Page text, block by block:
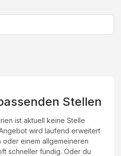
Stellen
ist aktuell keine Stelle
wird laufend erweitert
einem allgemeineren
schneller fündig. Oder du